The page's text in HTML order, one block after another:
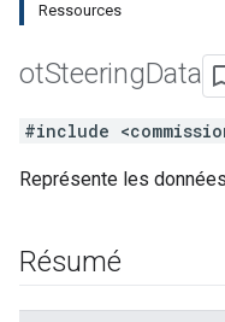
Ressources
otSteeringData
#include
Représente les
Résumé